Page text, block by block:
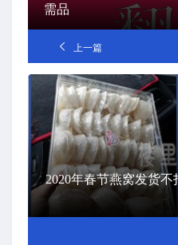
需品
上一篇
2020年春节燕窝发货